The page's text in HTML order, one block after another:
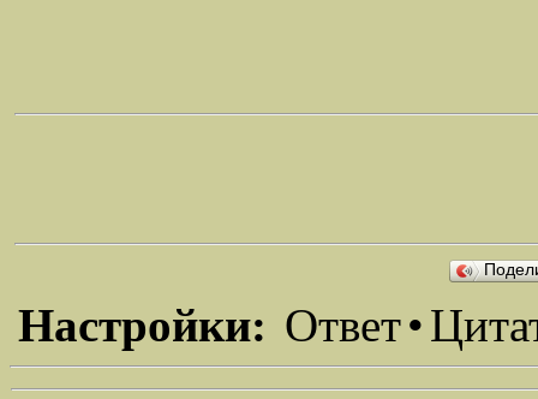
Настройки: Ответ•